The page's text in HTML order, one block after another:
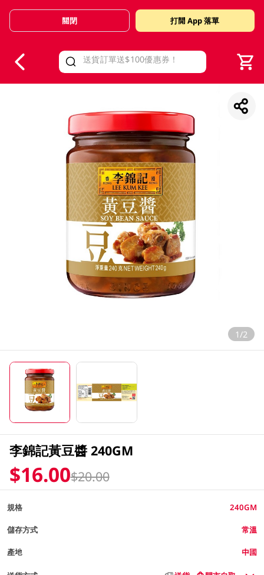
Valid Until 30 June 2026
關閉 打開 App 落單
1/2
李錦記黃豆醬 240GM
$16.00$20.00
規格 240GM
儲存方式 常溫
產地 中國